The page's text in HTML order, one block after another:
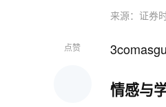
来源：证券
点赞
情感与